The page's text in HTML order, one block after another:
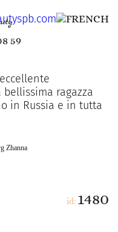
59
ragazza
in Russia e in tutta
Zhanna
id: 1480